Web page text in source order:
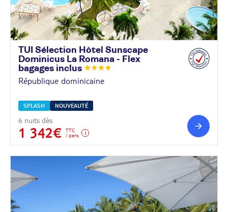
TUI Sélection Hôtel Sunscape
Dominicus La Romana - Flex
bagages inclus
République dominicaine
SPLASH NOUVEAUTÉ
6 nuits dès
1 342€
TTC
/ pers.